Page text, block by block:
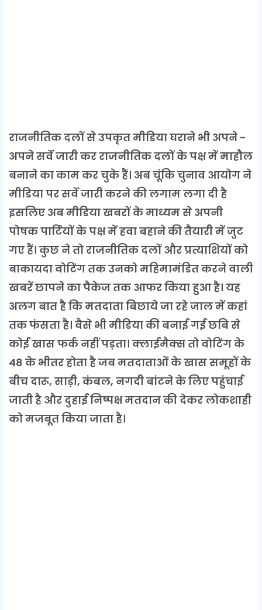
राजनीतिक दलों से उपकृत मीडिया घराने भी अपने -
अपने सर्वे जारी कर राजनीतिक दलों के पक्ष में माहौल
बनाने का काम कर चुके हैं। अब चूंकि चुनाव आयोग ने
मीडिया पर सर्वे जारी करने की लगाम लगा दी है
इसलिए अब मीडिया खबरों के माध्यम से अपनी
पोषक पार्टियों के पक्ष में हवा बहाने की तैयारी में जुट
गए हैं। कुछ ने तो राजनीतिक दलों और प्रत्याशियों को
बाकायदा वोटिंग तक उनको महिमामंडित करने वाली
खबरें छापने का पैकेज तक आफर किया हुआ है। यह
अलग बात है कि मतदाता बिछाये जा रहे जाल में कहां
तक फंसता है। वैसे भी मीडिया की बनाई गई छबि से
कोई खास फर्क नहीं पड़ता। क्लाईमैक्स तो वोटिंग के
48 के भीतर होता है जब मतदाताओं के खास समूहों के
बीच दारू, साड़ी, कंबल, नगदी बांटने के लिए पहुंचाई
जाती है और दुहाई निष्पक्ष मतदान की देकर लोकशाही
को मजबूत किया जाता है।